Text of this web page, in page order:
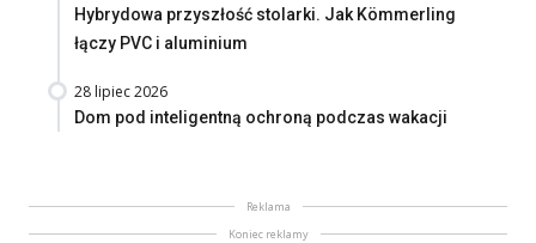
Hybrydowa przyszłość stolarki. Jak Kömmerling
łączy PVC i aluminium
28 lipiec 2026
Dom pod inteligentną ochroną podczas wakacji
Reklama
Koniec reklamy